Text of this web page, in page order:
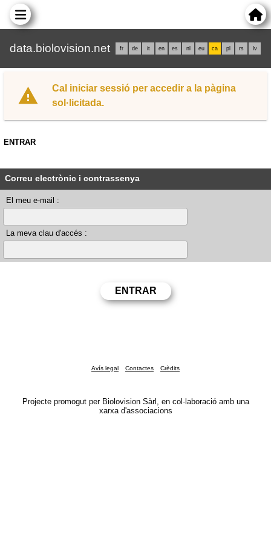
data.biolovision.net fr de it en es nl eu ca pl rs lv
Cal iniciar sessió per accedir a la pàgina
sol·licitada.
ENTRAR
Correu electrònic i contrassenya
El meu e-mail :
La meva clau d'accés :
Avís legal Contactes Crèdits
Projecte promogut per Biolovision Sàrl, en col·laboració amb una
xarxa d'associacions